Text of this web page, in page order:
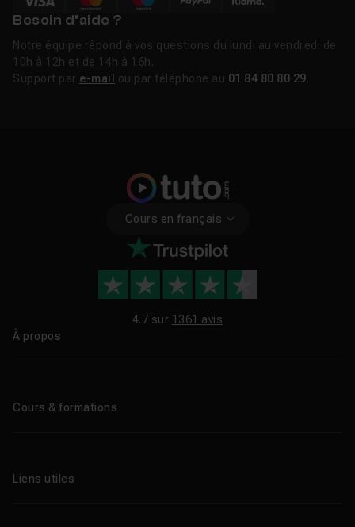
Besoin d’aide ?
Notre équipe répond à vos questions du lundi au vendredi de
10h à 12h et de 14h à 16h.
Support par e-mail ou par téléphone au 01 84 80 80 29
Cours en français
4.7 sur 1361 avis
À propos
Cours & formations
Formations certifiantes
Liens utiles